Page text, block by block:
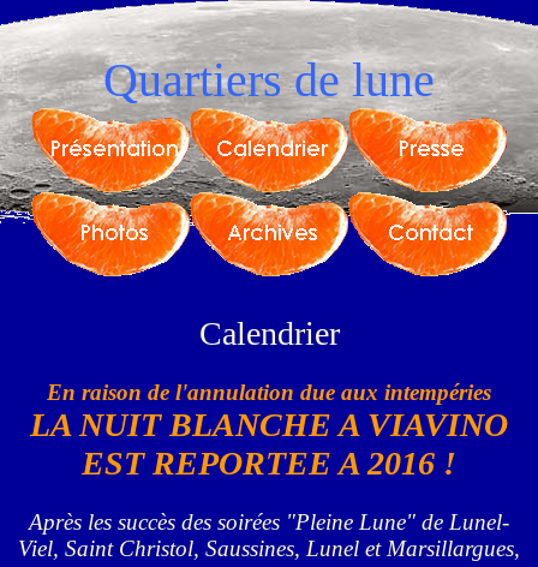
Quartiers de lune
Calendrier
En raison de l'annulation due aux intempéries
LA NUIT BLANCHE A VIAVINO
EST REPORTEE A 2016 !
Après les succès des soirées "Pleine Lune" de Lunel-
Viel, Saint Christol, Saussines, Lunel et Marsillargues,